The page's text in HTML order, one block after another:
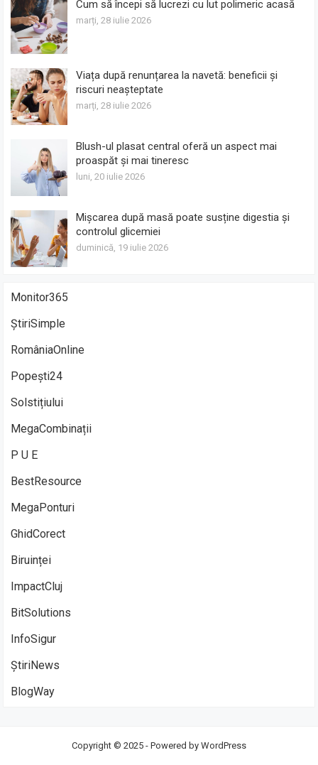
Cum să începi să lucrezi cu lut polimeric acasă
marți, 28 iulie 2026
Viața după renunțarea la navetă: beneficii și
riscuri neașteptate
marți, 28 iulie 2026
Blush-ul plasat central oferă un aspect mai
proaspăt și mai tineresc
luni, 20 iulie 2026
Mișcarea după masă poate susține digestia și
controlul glicemiei
duminică, 19 iulie 2026
Monitor365
ȘtiriSimple
RomâniaOnline
Popești24
Solstițiului
MegaCombinații
P U E
BestResource
MegaPonturi
GhidCorect
Biruinței
ImpactCluj
BitSolutions
InfoSigur
ȘtiriNews
BlogWay
Copyright © 2025 - Powered by WordPress